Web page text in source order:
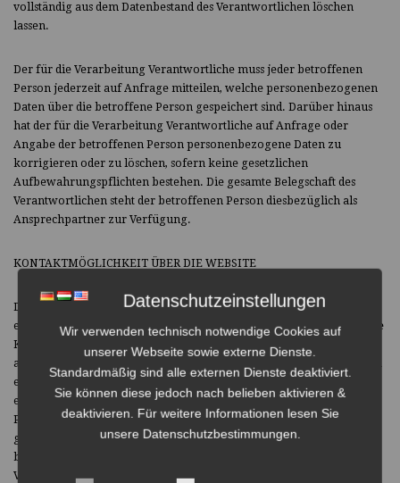
vollständig aus dem Datenbestand des Verantwortlichen löschen
lassen.
Der für die Verarbeitung Verantwortliche muss jeder betroffenen
Person jederzeit auf Anfrage mitteilen, welche personenbezogenen
Daten über die betroffene Person gespeichert sind. Darüber hinaus
hat der für die Verarbeitung Verantwortliche auf Anfrage oder
Angabe der betroffenen Person personenbezogene Daten zu
korrigieren oder zu löschen, sofern keine gesetzlichen
Aufbewahrungspflichten bestehen. Die gesamte Belegschaft des
Verantwortlichen steht der betroffenen Person diesbezüglich als
Ansprechpartner zur Verfügung.
KONTAKTMÖGLICHKEIT ÜBER DIE WEBSITE
Die Website enthält Informationen, die einen schnellen
elektronischen Kontakt zu unserem Unternehmen sowie eine direkte
Kommunikation mit uns ermöglichen, einschließlich einer
allgemeinen Adresse der sogenannten E-Mail (E-Mail-Adresse). Wenn
eine betroffene Person den Verantwortlichen per E-Mail oder über
ein Kontaktformular kontaktiert, werden die von der betroffenen
Person übermittelten personenbezogenen Daten automatisch
gespeichert. Diese personenbezogenen Daten, die von einer
betroffenen Person freiwillig an den für die Verarbeitung
Verantwortlichen übermittelt werden, werden zum Zwecke der
Datenschutzeinstellungen
Wir verwenden technisch notwendige Cookies auf
unserer Webseite sowie externe Dienste.
Standardmäßig sind alle externen Dienste deaktiviert.
Sie können diese jedoch nach belieben aktivieren &
deaktivieren. Für weitere Informationen lesen Sie
unsere Datenschutzbestimmungen.